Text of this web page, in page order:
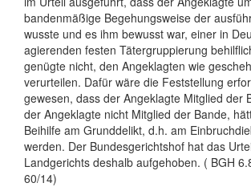
bandenmäßige Begehungsweise der
wusste und es ihm bewusst war, einer in
agierenden festen Tätergruppierung
genügte nicht, den Angeklagten wie
verurteilen. Dafür wäre die Feststellung
gewesen, dass der Angeklagte Mitglied der
der Angeklagte nicht Mitglied der Bande,
Beihilfe am Grunddelikt, d.h. am
werden. Der Bundesgerichtshof hat das
Landgerichts deshalb aufgehoben. ( BGH
60/14)